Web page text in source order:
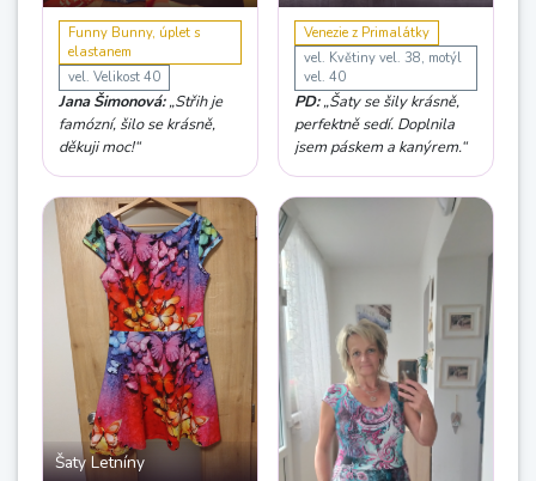
Funny Bunny, úplet s
elastanem
vel. Velikost 40
Jana Šimonová:„Střih je
famózní, šilo se krásně,
děkuji moc!“
Venezie z Primalátky
vel. Květiny vel. 38, motýl
vel. 40
PD:„Šaty se šily krásně,
perfektně sedí. Doplnila
jsem páskem a kanýrem.“
Šaty Letníny